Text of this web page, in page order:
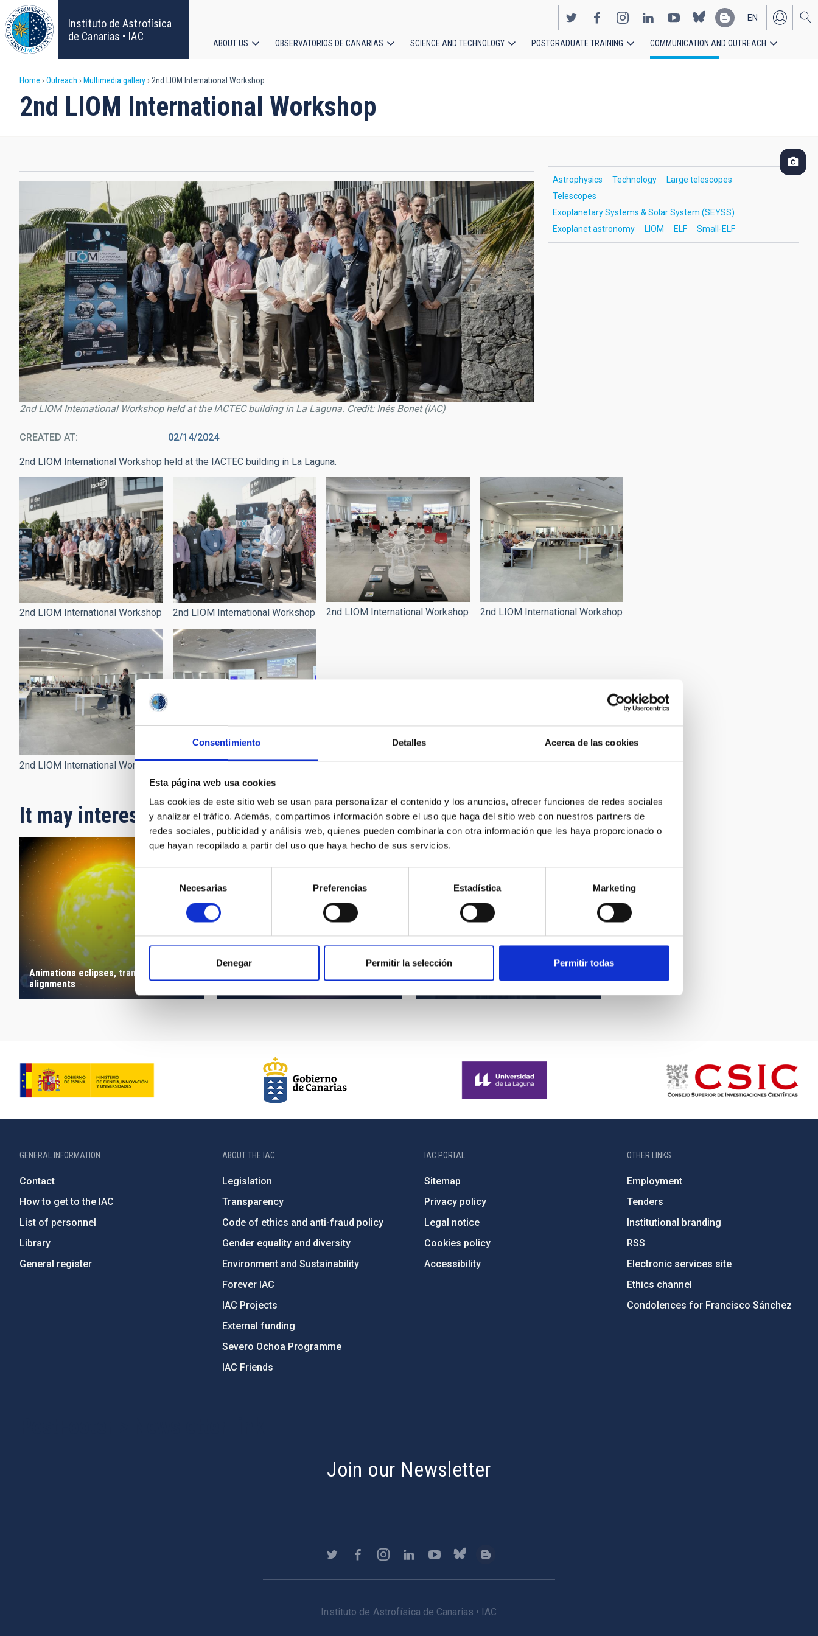
Consentimiento Detalles Acerca de las cookies
Esta página web usa cookies
Las cookies de este sitio web se usan para personalizar el contenido y los anuncios, ofrecer funciones de redes sociales
y analizar el tráfico. Además, compartimos información sobre el uso que haga del sitio web con nuestros partners de
redes sociales, publicidad y análisis web, quienes pueden combinarla con otra información que les haya proporcionado o
que hayan recopilado a partir del uso que haya hecho de sus servicios.
Selección
consentimiento
Necesarias Preferencias Estadística Marketing
Denegar Permitir la selección Permitir todas
Skip
to
main
content
Instituto de Astrofísica
de Canarias • IAC
EN
ES
navigation
ABOUT US OBSERVATORIOS DE CANARIAS SCIENCE AND TECHNOLOGY POSTGRADUATE TRAINING COMMUNICATION AND OUTREACH
Breadcrumb
Home Outreach Multimedia gallery 2nd LIOM International Workshop
2nd LIOM International Workshop
2nd LIOM International Workshop held at the IACTEC building in La Laguna. Credit: Inés Bonet (IAC)
CREATED AT 02/14/2024
2nd LIOM International Workshop held at the IACTEC building in La Laguna.
Astrophysics Technology
Large telescopes
Telescopes
Exoplanetary Systems & Solar System (SEYSS)
Exoplanet astronomy
LIOM ELF Small-ELF
2nd LIOM International Workshop 2nd LIOM International Workshop 2nd LIOM International Workshop 2nd LIOM International Workshop
2nd LIOM International Workshop 2nd LIOM International Workshop
It may interest you
Animations eclipses, transits and
alignments
Cosmology and Astroparticles
Central del IAC en La Laguna
GENERAL INFORMATION
Contact
How to get to the IAC
List of personnel
Library
General register
ABOUT THE IAC
Legislation
Transparency
Code of ethics and anti-fraud policy
Gender equality and diversity
Environment and Sustainability
Forever IAC
IAC Projects
External funding
Severo Ochoa Programme
IAC Friends
IAC PORTAL
Sitemap
Privacy policy
Legal notice
Cookies policy
Accessibility
OTHER LINKS
Employment
Tenders
Institutional branding
RSS
Electronic services site
Ethics channel
Condolences for Francisco Sánchez
Join our Newsletter
Instituto de Astrofísica de Canarias • IAC